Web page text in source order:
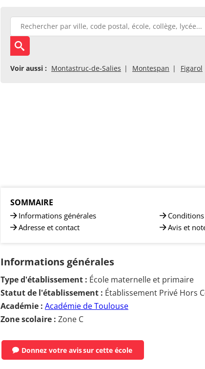
Voir aussi : Montastruc-de-Salies Montespan Figarol
SOMMAIRE
Informations générales
Adresse et contact
Avis et
Informations générales
Type d'établissement : École maternelle et primaire
Statut de l'établissement : Établissement Privé Hors
Académie : Académie de Toulouse
Zone scolaire : Zone C
Donnez votre avissur cette école